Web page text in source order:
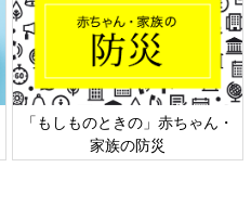
与えてしまい、申し訳なくてひ
く食べていました。
索をしたらいくつかレシピが
レシピではないのかも…？い
えると…
っかり食品名を書くようになり
た母【子育てなめてました日記
「もしものときの」赤ちゃん・
家族の防災